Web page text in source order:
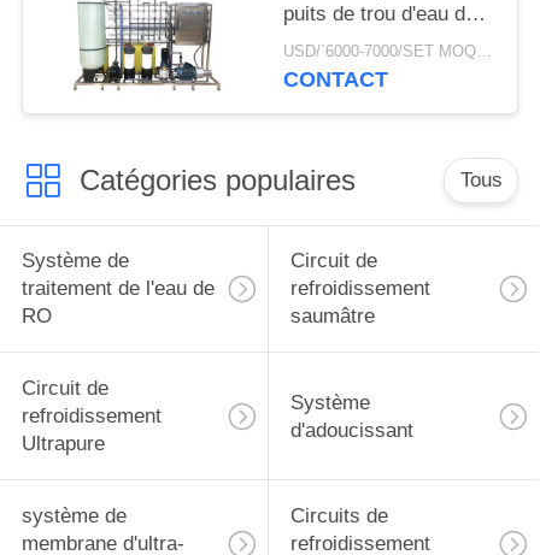
puits de trou d'eau de
mer aux machines
potables de
USD/`6000-7000/SET MOQ:1 ensemble
CONTACT
Catégories populaires Tous
Système de
traitement de l'eau de
RO
Circuit de
refroidissement
saumâtre
Circuit de
refroidissement
Ultrapure
Système
d'adoucissant
système de
membrane d'ultra-
Circuits de
refroidissement